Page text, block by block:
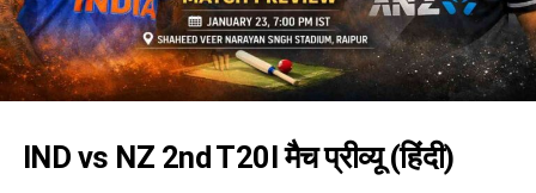
IND vs NZ 2nd T20I मैच प्रीव्यू (हिंदी)